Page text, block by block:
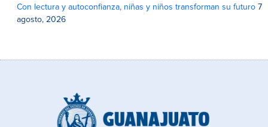
Con lectura y autoconfianza, niñas y niños transforman su futuro 7
agosto, 2026